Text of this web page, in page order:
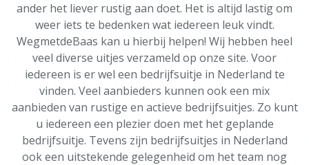
ander het liever rustig aan doet. Het is altijd lastig om
weer iets te bedenken wat iedereen leuk vindt.
WegmetdeBaas kan u hierbij helpen! Wij hebben heel
veel diverse uitjes verzameld op onze site. Voor
iedereen is er wel een bedrijfsuitje in Nederland te
vinden. Veel aanbieders kunnen ook een mix
aanbieden van rustige en actieve bedrijfsuitjes. Zo kunt
u iedereen een plezier doen met het geplande
bedrijfsuitje. Tevens zijn bedrijfsuitjes in Nederland
ook een uitstekende gelegenheid om het team nog